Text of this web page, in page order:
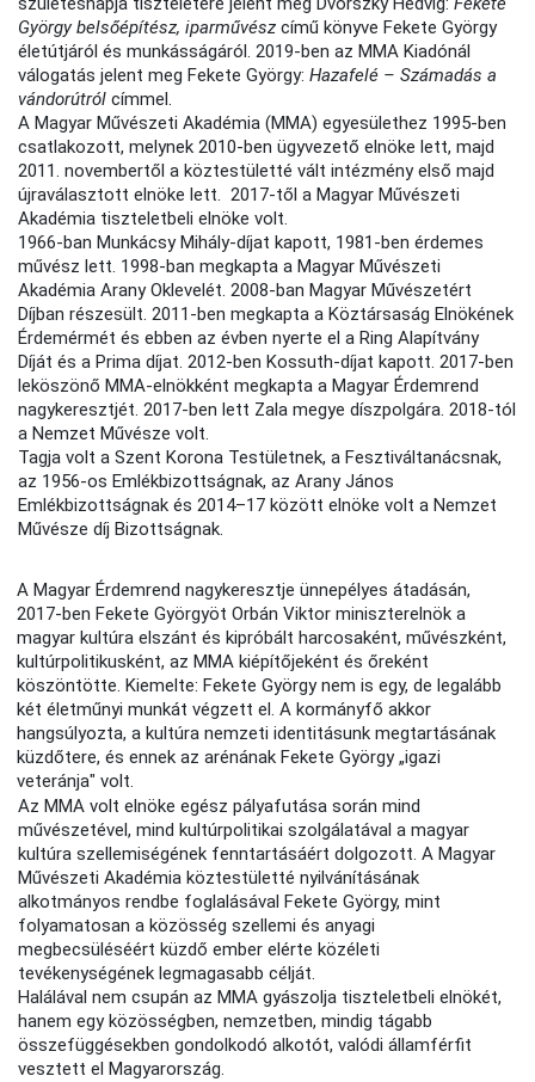
György belsőépítész, iparművészcímű könyve Fekete György
életútjáról és munkásságáról. 2019-ben az MMA Kiadónál
válogatás jelent meg Fekete György:Hazafelé – Számadás a
vándorútrólcímmel.
A Magyar Művészeti Akadémia (MMA) egyesülethez 1995-ben
csatlakozott, melynek 2010-ben ügyvezető elnöke lett, majd
2011. novembertől a köztestületté vált intézmény első majd
újraválasztott elnöke lett. 2017-től a Magyar Művészeti
Akadémia tiszteletbeli elnöke volt.
1966-ban Munkácsy Mihály-díjat kapott, 1981-ben érdemes
művész lett. 1998-ban megkapta a Magyar Művészeti
Akadémia Arany Oklevelét. 2008-ban Magyar Művészetért
Díjban részesült. 2011-ben megkapta a Köztársaság Elnökének
Érdemérmét és ebben az évben nyerte el a Ring Alapítvány
Díját és a Prima díjat. 2012-ben Kossuth-díjat kapott. 2017-ben
leköszönő MMA-elnökként megkapta a Magyar Érdemrend
nagykeresztjét. 2017-ben lett Zala megye díszpolgára. 2018-tól
a Nemzet Művésze volt.
Tagja volt a Szent Korona Testületnek, a Fesztiváltanácsnak,
az 1956-os Emlékbizottságnak, az Arany János
Emlékbizottságnak és 2014–17 között elnöke volt a Nemzet
Művésze díj Bizottságnak.
A Magyar Érdemrend nagykeresztje ünnepélyes átadásán,
2017-ben Fekete Györgyöt Orbán Viktor miniszterelnök a
magyar kultúra elszánt és kipróbált harcosaként, művészként,
kultúrpolitikusként, az MMA kiépítőjeként és őreként
köszöntötte. Kiemelte: Fekete György nem is egy, de legalább
két életműnyi munkát végzett el. A kormányfő akkor
hangsúlyozta, a kultúra nemzeti identitásunk megtartásának
küzdőtere, és ennek az arénának Fekete György „igazi
veteránja" volt.
Az MMA volt elnöke egész pályafutása során mind
művészetével, mind kultúrpolitikai szolgálatával a magyar
kultúra szellemiségének fenntartásáért dolgozott. A Magyar
Művészeti Akadémia köztestületté nyilvánításának
alkotmányos rendbe foglalásával Fekete György, mint
folyamatosan a közösség szellemi és anyagi
megbecsüléséért küzdő ember elérte közéleti
tevékenységének legmagasabb célját.
Halálával nem csupán az MMA gyászolja tiszteletbeli elnökét,
hanem egy közösségben, nemzetben, mindig tágabb
összefüggésekben gondolkodó alkotót, valódi államférfit
vesztett el Magyarország.